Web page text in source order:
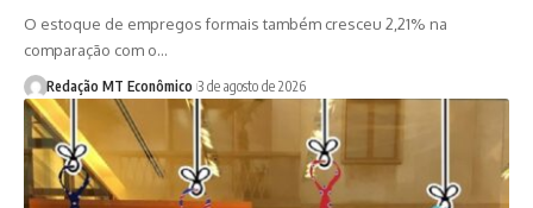
O estoque de empregos formais também cresceu 2,21% na
comparação com o…
Redação MT Econômico 3 de agosto de 2026